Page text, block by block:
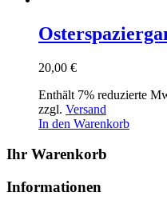
20,00 €
Enthält 7% reduzierte
zzgl. Versand
In den Warenkorb
Ihr Warenkorb
Informationen